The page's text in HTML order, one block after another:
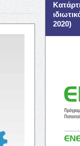
2020)